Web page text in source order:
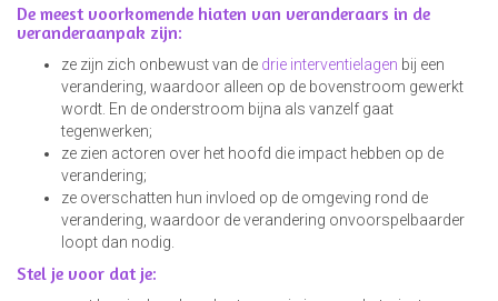
De meest voorkomende hiaten van veranderaars in de
veranderaanpak zijn:
ze zijn zich onbewust van de drie interventielagen bij een
verandering, waardoor alleen op de bovenstroom gewerkt
wordt. En de onderstroom bijna als vanzelf gaat
tegenwerken;
ze zien actoren over het hoofd die impact hebben op de
verandering;
ze overschatten hun invloed op de omgeving rond de
verandering, waardoor de verandering onvoorspelbaarder
loopt dan nodig.
Stel je voor dat je: